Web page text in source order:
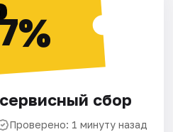
сбор
Проверено: 1 минуту назад